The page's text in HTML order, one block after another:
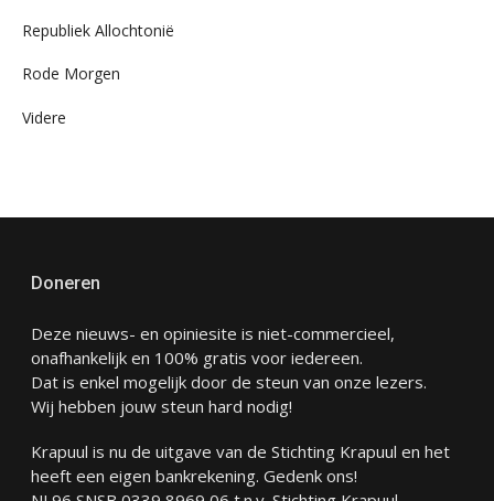
Republiek Allochtonië
Rode Morgen
Videre
Doneren
Deze nieuws- en opiniesite is niet-commercieel,
onafhankelijk en 100% gratis voor iedereen.
Dat is enkel mogelijk door de steun van onze lezers.
Wij hebben jouw steun hard nodig!
Krapuul is nu de uitgave van de Stichting Krapuul en het
heeft een eigen bankrekening. Gedenk ons!